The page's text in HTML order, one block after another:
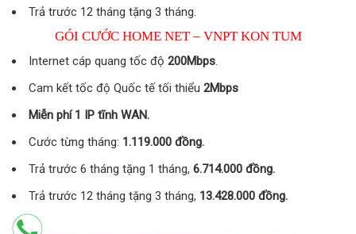
Trả trước 12 tháng tặng 3 tháng.
GÓI CƯỚC HOME NET – VNPT KON TUM
Internet cáp quang tốc độ 200Mbps.
Cam kết tốc độ Quốc tế tối thiểu 2Mbps
Miễn phí 1 IP tĩnh WAN.
Cước từng tháng: 1.119.000 đồng.
Trả trước 6 tháng tặng 1 tháng, 6.714.000 đồng.
Trả trước 12 tháng tặng 3 tháng, 13.428.000 đồng.